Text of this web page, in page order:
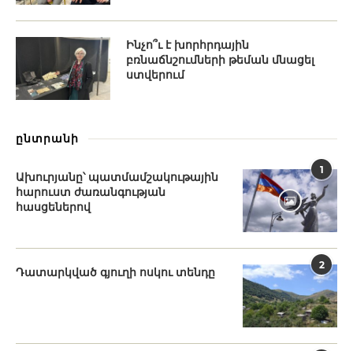
Ինչո՞ւ է խորհրդային
բռնաճնշումների թեման մնացել
ստվերում
ընտրանի
1
Ախուրյանը՝ պատմամշակութային
հարուստ ժառանգության
հասցեներով
2
Դատարկված գյուղի ոսկու տենդը